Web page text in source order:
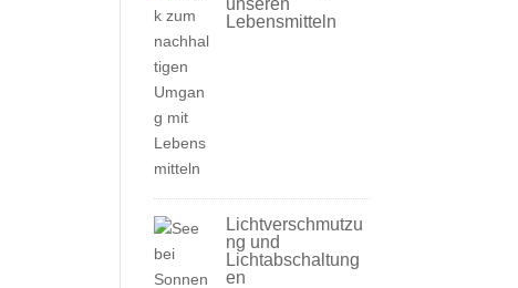
unseren
Lebensmitteln
Lichtverschmutzu
ng und
Lichtabschaltung
en